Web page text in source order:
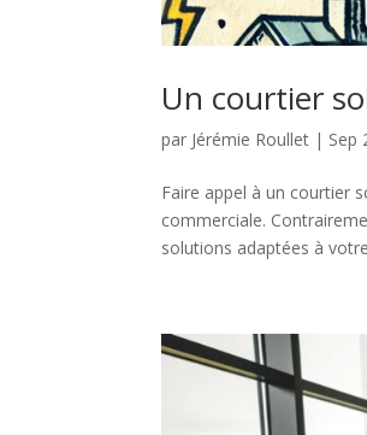
Un courtier
par Jérémie Roullet | Sep
Faire appel à un courtier
commerciale.
solutions adaptées à